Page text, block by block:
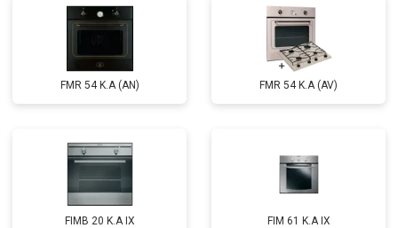
FMR 54 K.A (AN) FMR 54 K.A (AV)
FIMB 20 K.A IX FIM 61 K.A IX